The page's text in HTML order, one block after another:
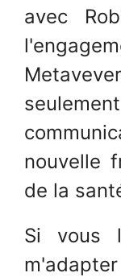
avec
nouvelle
de la
Si vous